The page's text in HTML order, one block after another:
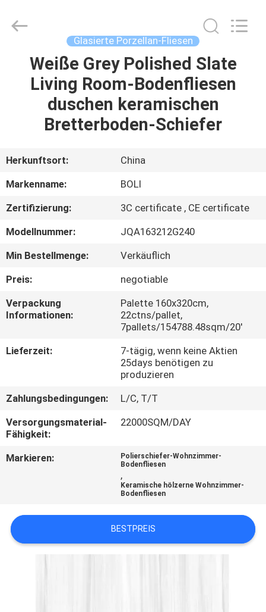
HAUSE
PRODUKTE
VIDEOS
UNS
WERKSBESICHTIGUNG
QUALITÄTSKONTROLLE
MIT
BITTE UM
EIN
ANGEBOT
DATENSCHUTZRICHTLINIE
CERAMICS
CO.,LTD..
Glasierte Porzellan-Fliesen
Weiße Grey Polished Slate
Living Room-Bodenfliesen
duschen keramischen
Bretterboden-Schiefer
Herkunftsort:
China
Markenname:
BOLI
Zertifizierung:
3C certificate , CE certificate
Modellnummer:
JQA163212G240
Min Bestellmenge:
Verkäuflich
Preis:
negotiable
Verpackung
Informationen:
Palette 160x320cm,
22ctns/pallet,
7pallets/154788.48sqm/20'
Lieferzeit:
7-tägig, wenn keine Aktien
25days benötigen zu
produzieren
Zahlungsbedingungen:
L/C, T/T
Versorgungsmaterial-
Fähigkeit:
22000SQM/DAY
Markieren:
Polierschiefer-Wohnzimmer-
Bodenfliesen
,
Keramische hölzerne Wohnzimmer-
Bodenfliesen
BESTPREIS